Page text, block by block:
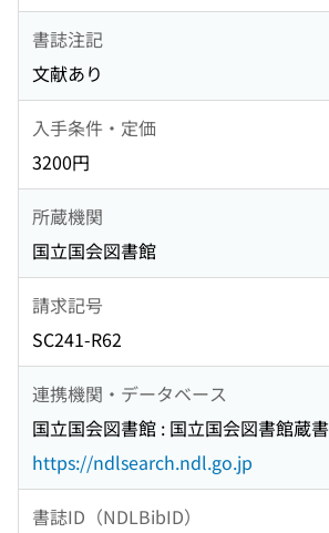
書誌注記
文献あり
入手条件・定価
3200円
所蔵機関
国立国会図書館
請求記号
SC241-R62
連携機関・データベース
国立国会図書館 : 国立国会図書館蔵書
https://ndlsearch.ndl.go.jp
書誌ID（NDLBibID）